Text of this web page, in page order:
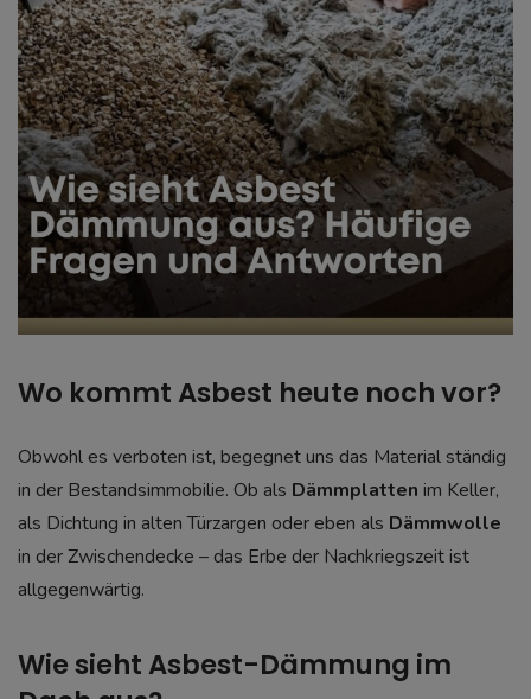
Wo kommt Asbest heute noch vor?
Obwohl es verboten ist, begegnet uns das Material ständig
in der Bestandsimmobilie. Ob als Dämmplatten im Keller,
als Dichtung in alten Türzargen oder eben als Dämmwolle
in der Zwischendecke – das Erbe der Nachkriegszeit ist
allgegenwärtig.
Wie sieht Asbest-Dämmung im